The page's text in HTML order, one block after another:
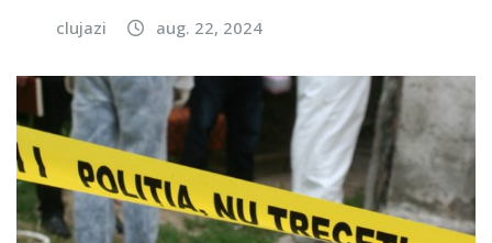
clujazi aug. 22, 2024